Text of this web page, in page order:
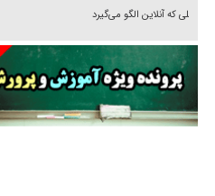
نسلی که آنلاین الگو می‌گیرد
گفت‌وگو با آیت‌الله جاودان/ جفای مخالفان مکانت
معنوی رهبر شهید را ارتقا می‌داد
راننده مست به قانون می‌خندد
همه آقای دوربینی شده‌ایم!